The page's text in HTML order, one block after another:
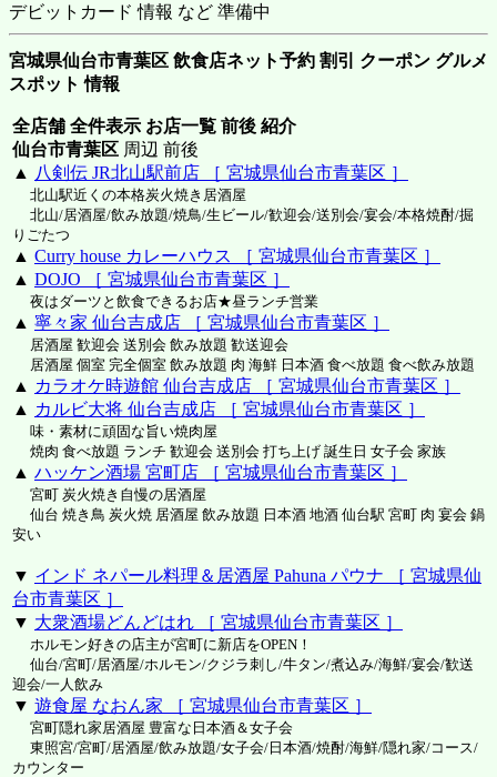
デビットカード 情報 など 準備中
宮城県仙台市青葉区 飲食店ネット予約 割引 クーポン グルメ
スポット 情報
全店舗 全件表示 お店一覧 前後 紹介
仙台市青葉区 周辺 前後
▲ 八剣伝 JR北山駅前店 ［ 宮城県仙台市青葉区 ］
北山駅近くの本格炭火焼き居酒屋
北山/居酒屋/飲み放題/焼鳥/生ビール/歓迎会/送別会/宴会/本格焼酎/掘
りごたつ
▲ Curry house カレーハウス ［ 宮城県仙台市青葉区 ］
▲ DOJO ［ 宮城県仙台市青葉区 ］
夜はダーツと飲食できるお店★昼ランチ営業
▲ 寧々家 仙台吉成店 ［ 宮城県仙台市青葉区 ］
居酒屋 歓迎会 送別会 飲み放題 歓送迎会
居酒屋 個室 完全個室 飲み放題 肉 海鮮 日本酒 食べ放題 食べ飲み放題
▲ カラオケ時遊館 仙台吉成店 ［ 宮城県仙台市青葉区 ］
▲ カルビ大将 仙台吉成店 ［ 宮城県仙台市青葉区 ］
味・素材に頑固な旨い焼肉屋
焼肉 食べ放題 ランチ 歓迎会 送別会 打ち上げ 誕生日 女子会 家族
▲ ハッケン酒場 宮町店 ［ 宮城県仙台市青葉区 ］
宮町 炭火焼き自慢の居酒屋
仙台 焼き鳥 炭火焼 居酒屋 飲み放題 日本酒 地酒 仙台駅 宮町 肉 宴会 鍋
安い
▼ インド ネパール料理＆居酒屋 Pahuna パウナ ［ 宮城県仙
台市青葉区 ］
▼ 大衆酒場どんどはれ ［ 宮城県仙台市青葉区 ］
ホルモン好きの店主が宮町に新店をOPEN！
仙台/宮町/居酒屋/ホルモン/クジラ刺し/牛タン/煮込み/海鮮/宴会/歓送
迎会/一人飲み
▼ 遊食屋 なおん家 ［ 宮城県仙台市青葉区 ］
宮町隠れ家居酒屋 豊富な日本酒＆女子会
東照宮/宮町/居酒屋/飲み放題/女子会/日本酒/焼酎/海鮮/隠れ家/コース/
カウンター